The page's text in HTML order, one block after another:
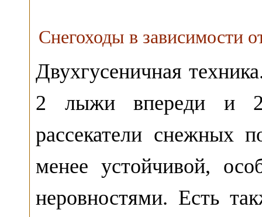
Снегоходы в зависимости
Двухгусеничная
2 лыжи впереди и 2
рассекатели снежных
менее устойчивой,
неровностями. Есть